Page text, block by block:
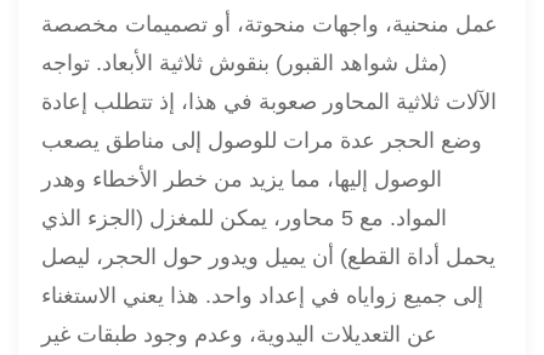
عمل منحنية، واجهات منحوتة، أو تصميمات مخصصة
(مثل شواهد القبور) بنقوش ثلاثية الأبعاد. تواجه
الآلات ثلاثية المحاور صعوبة في هذا، إذ تتطلب إعادة
وضع الحجر عدة مرات للوصول إلى مناطق يصعب
الوصول إليها، مما يزيد من خطر الأخطاء وهدر
المواد. مع 5 محاور، يمكن للمغزل (الجزء الذي
يحمل أداة القطع) أن يميل ويدور حول الحجر، ليصل
إلى جميع زواياه في إعداد واحد. هذا يعني الاستغناء
عن التعديلات اليدوية، وعدم وجود طبقات غير